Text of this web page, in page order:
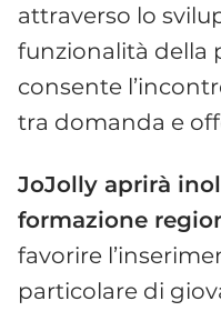
attraverso lo
funzionalità della
consente
tra domanda e
JoJolly aprirà
formazione
favorire
particolare di